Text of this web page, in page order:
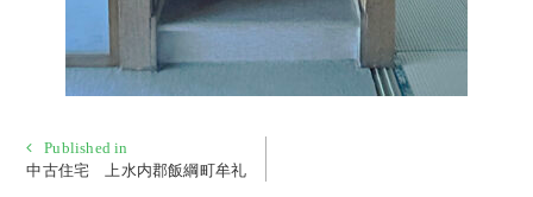
投
稿
Published in
中古住宅 上水内郡飯綱町牟礼